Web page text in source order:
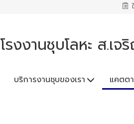
โรงงานชุบโลหะ ส.เ
บริการงานชุบของเรา แคตต